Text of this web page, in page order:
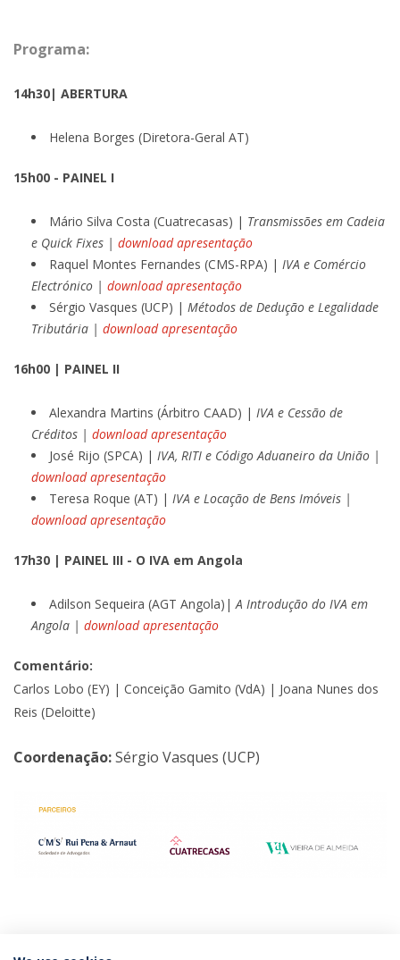
Programa:
14h30| ABERTURA
Helena Borges (Diretora-Geral AT)
15h00 - PAINEL I
Mário Silva Costa (Cuatrecasas) | Transmissões em Cadeia
e Quick Fixes | download apresentação
Raquel Montes Fernandes (CMS-RPA) | IVA e Comércio
Electrónico | download apresentação
Sérgio Vasques (UCP) | Métodos de Dedução e Legalidade
Tributária | download apresentação
16h00 | PAINEL II
Alexandra Martins (Árbitro CAAD) | IVA e Cessão de
Créditos | download apresentação
José Rijo (SPCA) | IVA, RITI e Código Aduaneiro da União |
download apresentação
Teresa Roque (AT) | IVA e Locação de Bens Imóveis |
download apresentação
17h30 | PAINEL III - O IVA em Angola
Adilson Sequeira (AGT Angola)|A Introdução do IVA em
Angola | download apresentação
Comentário:
Carlos Lobo (EY) | Conceição Gamito (VdA) | Joana Nunes dos
Reis (Deloitte)
Coordenação:Sérgio Vasques (UCP)